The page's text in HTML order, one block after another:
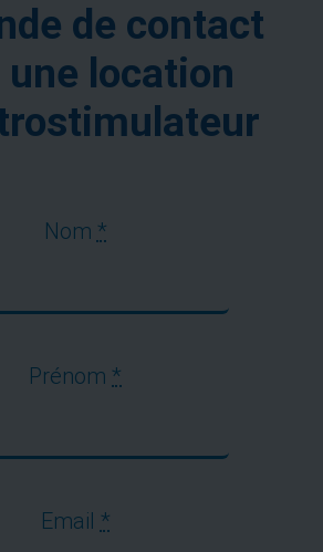
de contact
une location
Nom *
Prénom *
Email *